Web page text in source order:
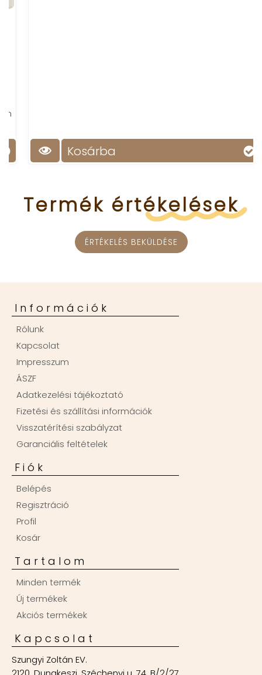
Kosárba
Termék értékelések
ÉRTÉKELÉS BEKÜLDÉSE
Információk
Rólunk
Kapcsolat
Impresszum
ÁSZF
Adatkezelési tájékoztató
Fizetési és szállítási információk
Visszatérítési szabályzat
Garanciális feltételek
Fiók
Belépés
Regisztráció
Profil
Kosár
Tartalom
Minden termék
Új termékek
Akciós termékek
Kapcsolat
Szungyi Zoltán EV.